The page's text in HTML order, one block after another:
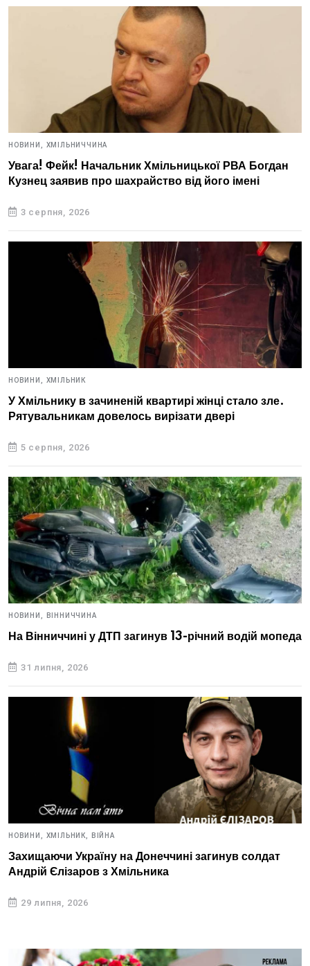
НОВИНИ, ХМІЛЬНИЧЧИНА
Увага! Фейк! Начальник Хмільницької РВА Богдан
Кузнец заявив про шахрайство від його імені
3 серпня, 2026
НОВИНИ, ХМІЛЬНИК
У Хмільнику в зачиненій квартирі жінці стало зле.
Рятувальникам довелось вирізати двері
5 серпня, 2026
НОВИНИ, ВІННИЧЧИНА
На Вінниччині у ДТП загинув 13-річний водій мопеда
31 липня, 2026
НОВИНИ, ХМІЛЬНИК, ВІЙНА
Захищаючи Україну на Донеччині загинув солдат
Андрій Єлізаров з Хмільника
29 липня, 2026